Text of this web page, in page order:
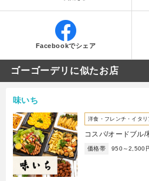
Facebookでシェア
ゴーゴーデリに似たお店
味いち
洋食・フレンチ・イタ
コスパ/オードブル/
価格帯 950～2,500